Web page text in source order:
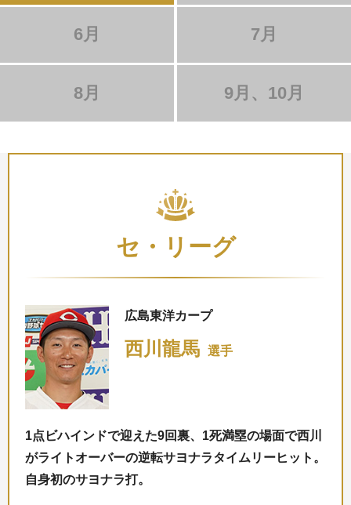
6月 7月
8月 9月、10月
セ・リーグ
広島東洋カープ
西川龍馬 選手
1点ビハインドで迎えた9回裏、1死満塁の場面で西川
がライトオーバーの逆転サヨナラタイムリーヒット。
自身初のサヨナラ打。